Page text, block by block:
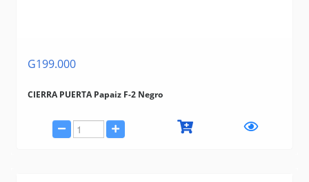
G199.000
CIERRA PUERTA Papaiz F-2 Negro